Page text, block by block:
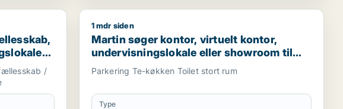
virtuelt kontor eller undervisningslokale til leje i Århus C, Århus N
V
/
Martin søger kontor, virtuelt kontor,
1 mdr siden
Martin søger kontor, virtuelt kontor,
undervisningslokale eller showroom til
leje i Odense SVParkering Te-køkken Toilet stort rum
Type